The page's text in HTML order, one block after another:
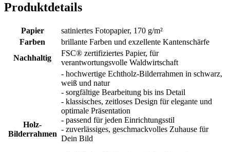
Produktdetails
Papier
satiniertes Fotopapier, 170 g/m²
Farben
brillante Farben und exzellente Kantenschärfe
Nachhaltig
FSC® zertifiziertes Papier, für
verantwortungsvolle Waldwirtschaft
Holz-
Bilderrahmen
- hochwertige Echtholz-Bilderrahmen in schwarz,
weiß und natur
- sorgfältige Bearbeitung bis ins Detail
- klassisches, zeitloses Design für elegante und
optimale Präsentation
- passend für jeden Einrichtungsstil
- zuverlässiges, geschmackvolles Zuhause für
Dein Bild